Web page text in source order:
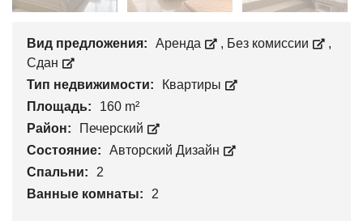
Вид предложения: Аренда , Без комиссии
,
Сдан
Тип недвижимости:
Квартиры
Площадь:
160 m²
Район:
Печерский
Состояние:
Авторский Дизайн
Спальни:
2
Ванные комнаты:
2